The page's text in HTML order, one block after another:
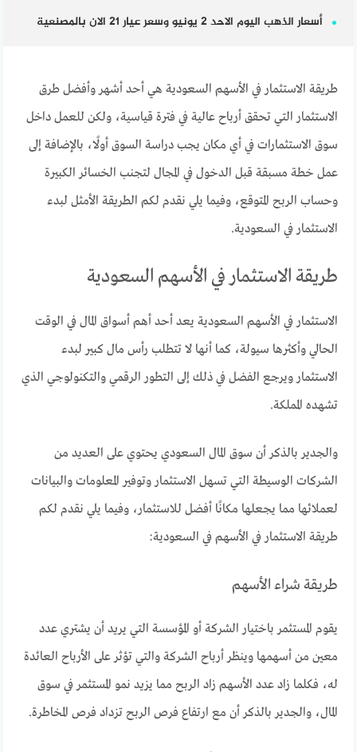
أسعار الذهب اليوم الاحد 2 يونيو وسعر عيار 21 الان بالمصنعية
طريقة الاستثمار في الأسهم السعودية هي أحد أشهر وأفضل طرق
الاستثمار التي تحقق أرباح عالية في فترة قياسية، ولكن للعمل داخل
سوق الاستثمارات في أي مكان يجب دراسة السوق أولًا، بالإضافة إلى
عمل خطة مسبقة قبل الدخول في المجال لتجنب الخسائر الكبيرة
وحساب الربح المتوقع، وفيما يلي نقدم لكم الطريقة الأمثل لبدء
الاستثمار في السعودية.
طريقة الاستثمار في الأسهم السعودية
الاستثمار في الأسهم السعودية يعد أحد أهم أسواق المال في الوقت
الحالي وأكثرها سيولة، كما أنها لا تتطلب رأس مال كبير لبدء
الاستثمار ويرجع الفضل في ذلك إلى التطور الرقمي والتكنولوجي الذي
تشهده المملكة.
والجدير بالذكر أن سوق المال السعودي يحتوي على العديد من
الشركات الوسيطة التي تسهل الاستثمار وتوفير المعلومات والبيانات
لعملائها مما يجعلها مكانًا أفضل للاستثمار، وفيما يلي نقدم لكم
طريقة الاستثمار في الأسهم في السعودية:
طريقة شراء الأسهم
يقوم المستثمر باختيار الشركة أو المؤسسة التي يريد أن يشتري عدد
معين من أسهمها وينظر أرباح الشركة والتي تؤثر على الأرباح العائدة
له، فكلما زاد عدد الأسهم زاد الربح مما يزيد نمو المستثمر في سوق
المال، والجدير بالذكر أن مع ارتفاع فرص الربح تزداد فرص المخاطرة.